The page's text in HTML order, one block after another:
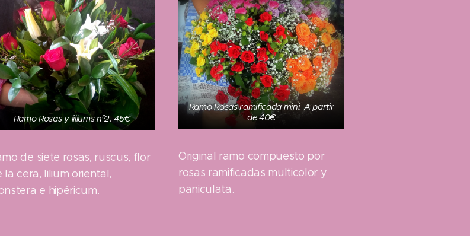
Ramo Rosas y liliums nº2. 45€
de siete rosas, ruscus, flor
la cera, lilium oriental,
e hipéricum.
Ramo Rosas ramificada mini. A partir
de 40€
Original ramo compuesto por
rosas ramificadas multicolor y
paniculata.